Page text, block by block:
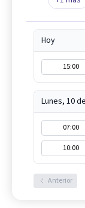
Hoy
15:00
Lunes, 10
07:00
10:00
Anterior